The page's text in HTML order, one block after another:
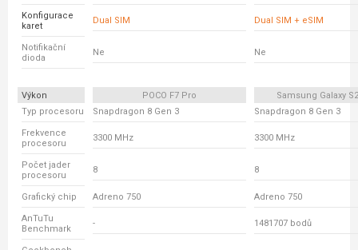
Konfigurace
karet
Dual SIM Dual SIM + eSIM
Notifikační
dioda
Ne Ne
Výkon POCO F7 Pro
Samsung Galaxy
Typ procesoru
Snapdragon 8 Gen 3 Snapdragon 8 Gen 3
Frekvence
procesoru
3300 MHz 3300 MHz
Počet jader
procesoru
8 8
Grafický chip Adreno 750 Adreno 750
AnTuTu
Benchmark
- 1481707 bodů